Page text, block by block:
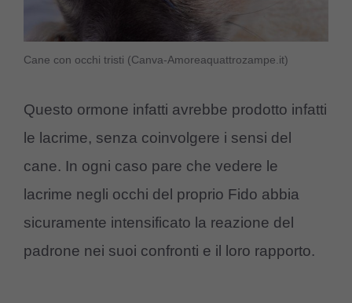
Cane con occhi tristi (Canva-Amoreaquattrozampe.it)
Questo ormone infatti avrebbe prodotto infatti
le lacrime, senza coinvolgere i sensi del
cane. In ogni caso pare che vedere le
lacrime negli occhi del proprio Fido abbia
sicuramente intensificato la reazione del
padrone nei suoi confronti e il loro rapporto.